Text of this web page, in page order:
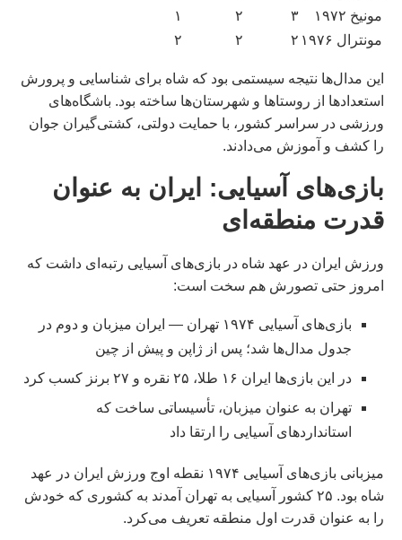
مونیخ ۱۹۷۲
۳ ۲
۱
مونترال ۱۹۷۶
۲ ۲ ۲
این مدال‌ها نتیجه سیستمی بود که شاه برای شناسایی و پرورش
استعدادها از روستاها و شهرستان‌ها ساخته بود. باشگاه‌های
ورزشی در سراسر کشور، با حمایت دولتی، کشتی‌گیران جوان
را کشف و آموزش می‌دادند.
بازی‌های آسیایی: ایران به عنوان
قدرت منطقه‌ای
ورزش ایران در عهد شاه در بازی‌های آسیایی رتبه‌ای داشت که
امروز حتی تصورش هم سخت است:
بازی‌های آسیایی ۱۹۷۴ تهران — ایران میزبان و دوم در
جدول مدال‌ها شد؛ پس از ژاپن و پیش از چین
در این بازی‌ها ایران ۱۶ طلا، ۲۵ نقره و ۲۷ برنز کسب کرد
تهران به عنوان میزبان، تأسیساتی ساخت که
استانداردهای آسیایی را ارتقا داد
میزبانی بازی‌های آسیایی ۱۹۷۴ نقطه اوج ورزش ایران در عهد
شاه بود. ۲۵ کشور آسیایی به تهران آمدند به کشوری که خودش
را به عنوان قدرت اول منطقه تعریف می‌کرد.